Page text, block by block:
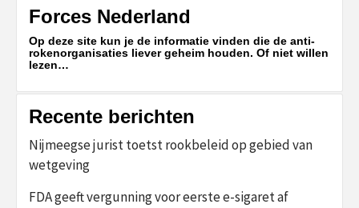
Forces Nederland
Op deze site kun je de informatie vinden die de anti-
rokenorganisaties liever geheim houden. Of niet willen
lezen…
Recente berichten
Nijmeegse jurist toetst rookbeleid op gebied van
wetgeving
FDA geeft vergunning voor eerste e-sigaret af